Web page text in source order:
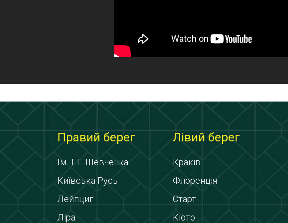
Правий берег
Ім. Т.Г. Шевченка
Київська Русь
Лейпциг
Ліра
Лівий берег
Краків
Флоренція
Старт
Кіото